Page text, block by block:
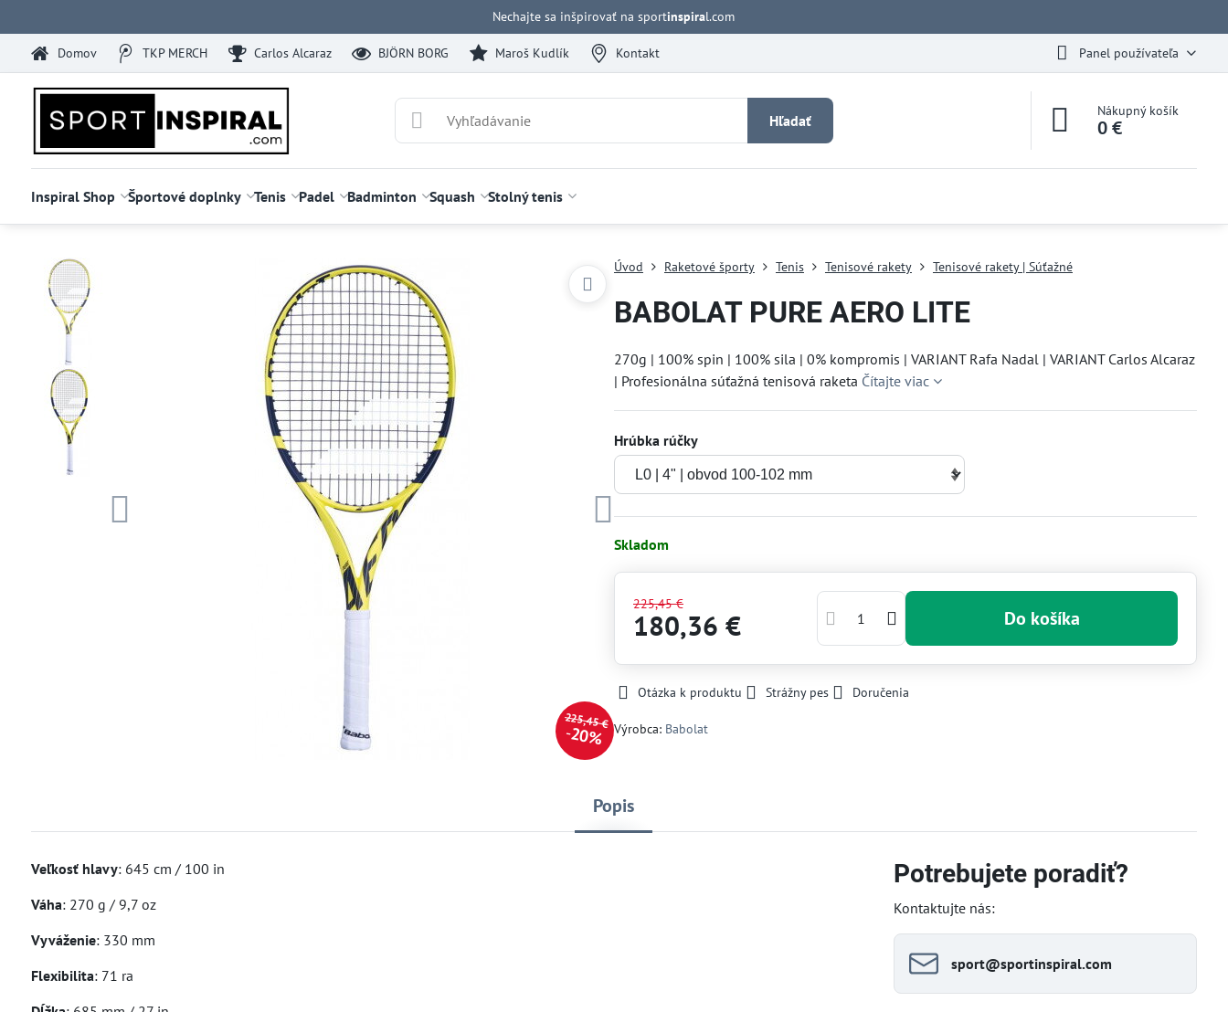
Nechajte sa inšpirovať na sportinspiral.com
Domov TKP MERCH Carlos Alcaraz BJÖRN BORG Maroš Kudlík Kontakt Panel používateľa
Hľadať
Nákupný košík
0 €
Inspiral Shop Športové doplnky Tenis Padel Badminton Squash Stolný tenis
225,45 €
20%
Úvod Raketové športy Tenis Tenisové rakety Tenisové rakety | Súťažné
BABOLAT PURE AERO LITE
270g | 100% spin | 100% sila | 0% kompromis | VARIANT Rafa Nadal | VARIANT Carlos Alcaraz
| Profesionálna súťažná tenisová raketa Čítajte viac
Hrúbka rúčky
Skladom
225,45 €
180,36 € Do košíka
Otázka k produktu Strážny pes Doručenia
Výrobca: Babolat
Popis
Veľkosť hlavy: 645 cm / 100 in
Váha: 270 g / 9,7 oz
Vyváženie: 330 mm
Flexibilita: 71 ra
Potrebujete poradiť?
Kontaktujte nás:
sport​@sportinspiral​.com